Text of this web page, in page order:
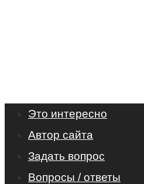
Это интересно
Автор сайта
Задать вопрос
Вопросы / ответы